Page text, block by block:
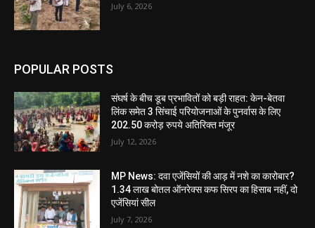
July 6, 2026
POPULAR POSTS
संघर्ष के बीच डूब प्रभावितों को बड़ी राहत: केन-बेतवा
लिंक समेत 3 सिंचाई परियोजनाओं के पुनर्वास के लिए
202.50 करोड़ रुपये अतिरिक्त मंजूर
July 12, 2026
MP News: दवा एजेंसियों की आड़ में नशे का कारोबार?
1.34 लाख बोतल ऑनरेक्स कफ सिरप का हिसाब नहीं, दो
एजेंसियां सील
July 7, 2026